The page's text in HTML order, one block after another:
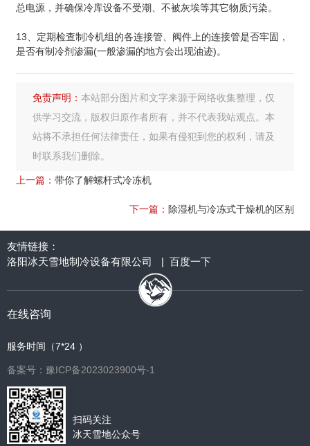
总电源，并确保冷库设备不受潮、不被灰埃等其它物质污染。
13、定期检查制冷机组的各连接管、阀件上的连接管是否牢固，
是否有制冷剂渗漏(一般渗漏的地方会出现油迹)。
免责声明：本站部分图片和文字来源于网络收集整理，仅
供学习交流，版权归原作者所有，并不代表我站观点。本
站将不承担任何法律责任，如果有侵犯到您的权利，请及
时联系我们删除。
上一篇：带你了解螺杆式冷冻机
下一篇： 除湿机与冷冻式干燥机的区别
友情链接：
洛阳冰天雪地制冷设备有限公司
百度一下
在线咨询
服务时间（7*24 ）
备案号：豫ICP备2023023900号-1
扫码关注
冰天雪地公众号